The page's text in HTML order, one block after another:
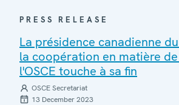
PRESS RELEASE
La présidence canadienne
la coopération en matière
l'OSCE touche à sa fin
OSCE Secretariat
13 December 2023